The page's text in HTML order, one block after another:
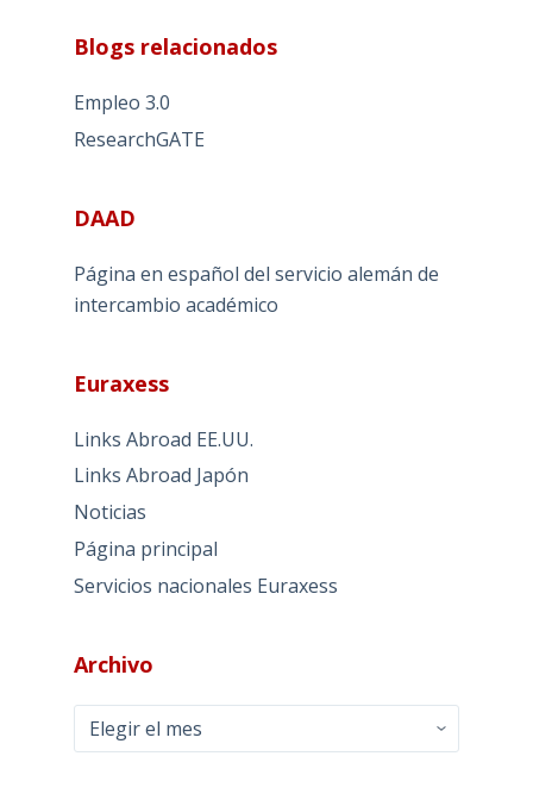
Blogs relacionados
Empleo 3.0
ResearchGATE
DAAD
Página en español del servicio alemán de
intercambio académico
Euraxess
Links Abroad EE.UU.
Links Abroad Japón
Noticias
Página principal
Servicios nacionales Euraxess
Archivo
Archivo